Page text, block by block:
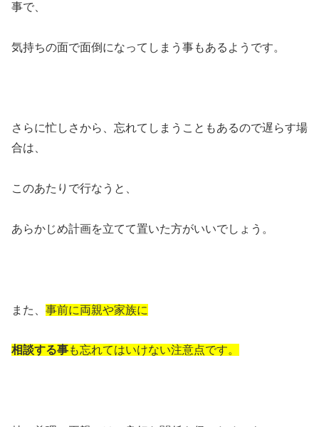
事で、
気持ちの面で面倒になってしまう事もあるようです。
さらに忙しさから、忘れてしまうこともあるので遅らす場
合は、
このあたりで行なうと、
あらかじめ計画を立てて置いた方がいいでしょう。
また、 事前に両親や家族に
相談する事も忘れてはいけない注意点です。